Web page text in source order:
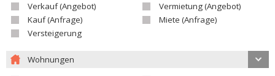
Verkauf (Angebot)
Vermietung (Angebot)
Kauf (Anfrage)
Miete (Anfrage)
Versteigerung
Wohnungen